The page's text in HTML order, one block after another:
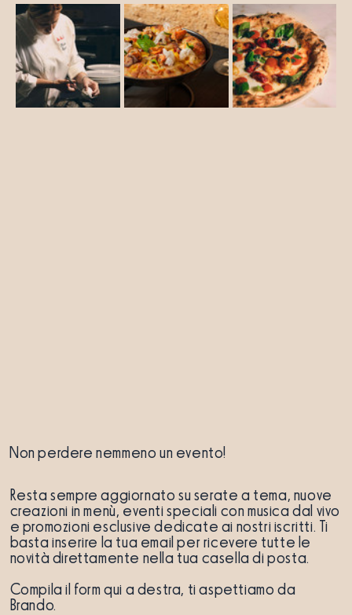
Non perdere nemmeno un evento!
Resta sempre aggiornato su serate a tema, nuove
creazioni in menù, eventi speciali con musica dal vivo
e promozioni esclusive dedicate ai nostri iscritti. Ti
basta inserire la tua email per ricevere tutte le
novità direttamente nella tua casella di posta.
Compila il form qui a destra, ti aspettiamo da
Brando.